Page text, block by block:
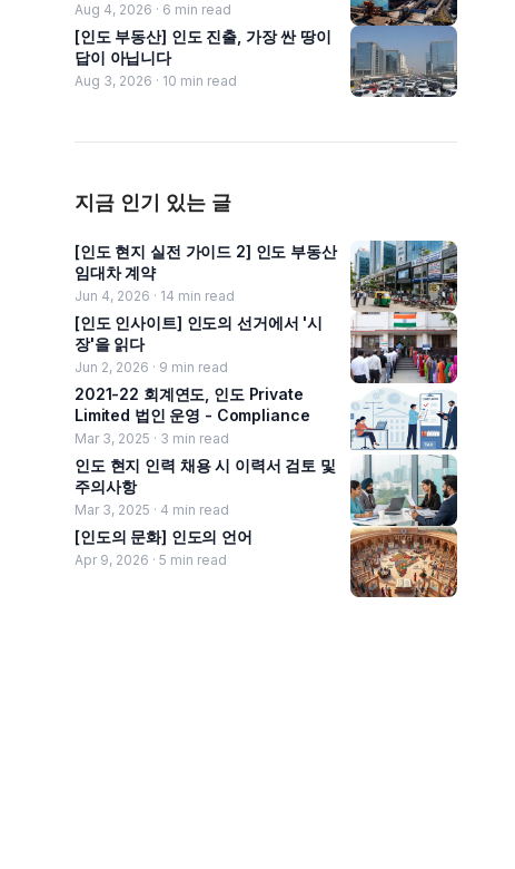
Aug 4, 2026 · 6 min read
[인도 부동산] 인도 진출, 가장 싼 땅이
답이 아닙니다
Aug 3, 2026 · 10 min read
지금 인기 있는 글
[인도 현지 실전 가이드 2] 인도 부동산
임대차 계약
Jun 4, 2026 · 14 min read
[인도 인사이트] 인도의 선거에서 '시
장'을 읽다
Jun 2, 2026 · 9 min read
2021-22 회계연도, 인도 Private
Limited 법인 운영 - Compliance
Mar 3, 2025 · 3 min read
인도 현지 인력 채용 시 이력서 검토 및
주의사항
Mar 3, 2025 · 4 min read
[인도의 문화] 인도의 언어
Apr 9, 2026 · 5 min read